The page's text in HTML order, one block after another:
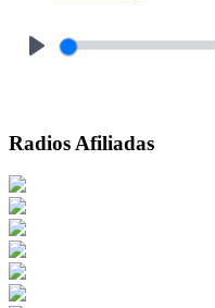
Radios Afiliadas